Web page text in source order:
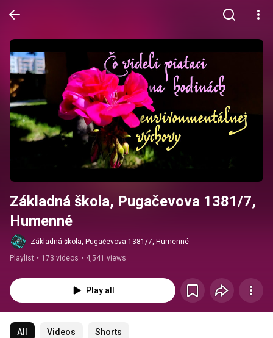
Základná škola, Pugačevova 1381/7,
Humenné
Základná škola, Pugačevova 1381/7, Humenné
Playlist • 173 videos • 4,541 views
Play all
All Videos Shorts